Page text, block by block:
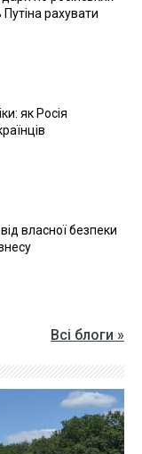
рахувати
як Росія
власної безпеки
Всі блоги »